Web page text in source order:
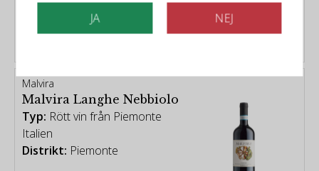
509kr
Malvira
Malvira Langhe Nebbiolo
Typ: Rött vin från Piemonte
Italien
Distrikt: Piemonte
JA NEJ